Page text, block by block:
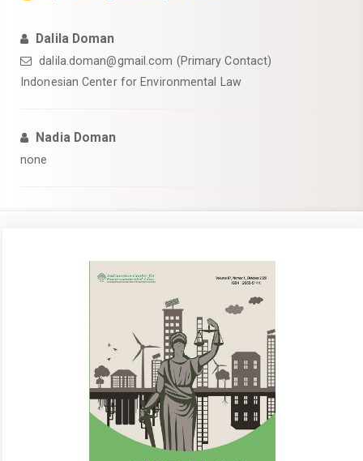
Dalila Doman
dalila.doman@gmail.com (Primary Contact)
Indonesian Center for Environmental Law
Nadia Doman
none